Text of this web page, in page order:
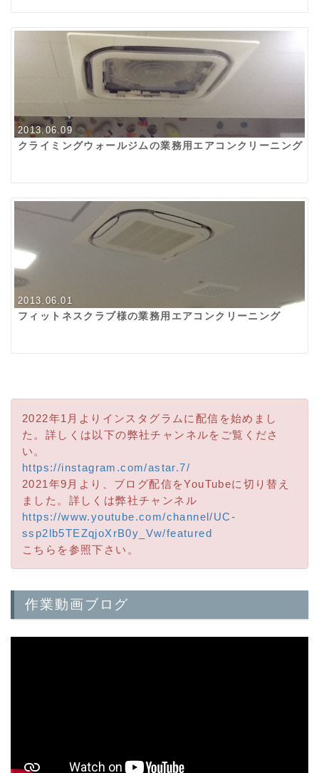
2013.06.09
クライミングウォールジムの業務用エアコンクリーニング
2013.06.01
フィットネスクラブ様の業務用エアコンクリーニング
2022年1月よりインスタグラムに配信を始めまし
た。詳しくは以下の弊社チャンネルをご覧くださ
い。
https://instagram.com/astar.7/
2021年9月より、ブログ配信をYouTubeに切り替え
ました。詳しくは弊社チャンネル
https://www.youtube.com/channel/UC-
ssp2lb5TEZqjoXrB0y_Vw/featured
こちらを参照下さい。
作業動画ブログ